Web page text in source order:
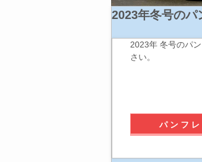
2023年冬号のパ
2023年 冬号のパ
さい。
パンフ